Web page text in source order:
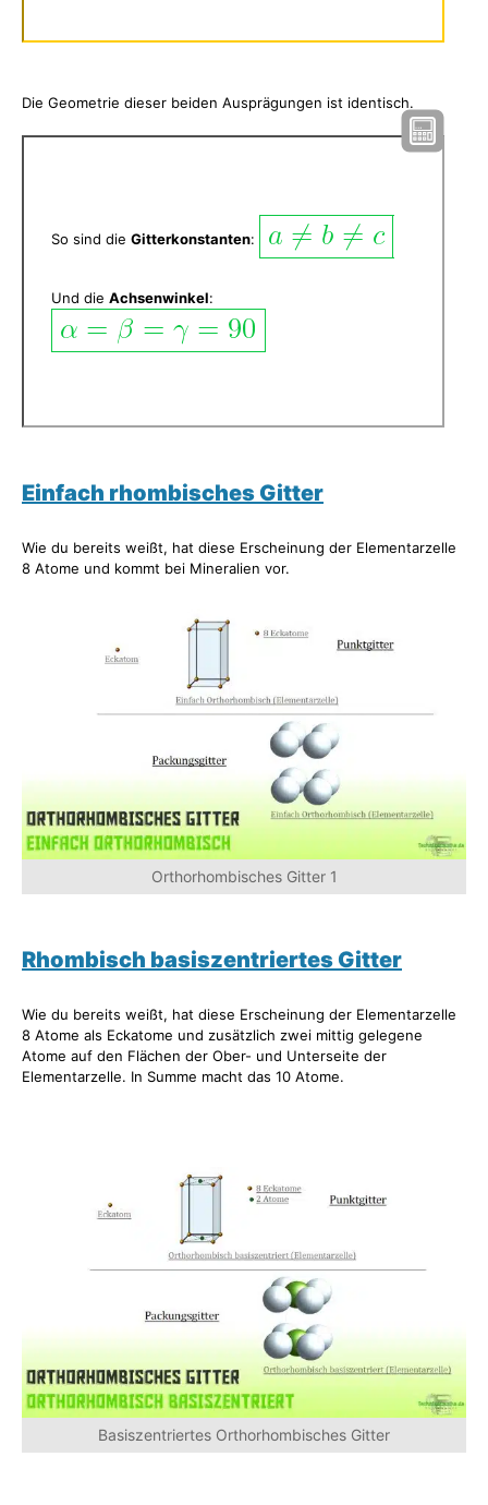
Die Geometrie dieser beiden Ausprägungen ist identisch.
So sind die Gitterkonstanten:
Und die Achsenwinkel:
Einfach rhombisches Gitter
Wie du bereits weißt, hat diese Erscheinung der Elementarzelle
8 Atome und kommt bei Mineralien vor.
Orthorhombisches Gitter 1
Rhombisch basiszentriertes Gitter
Wie du bereits weißt, hat diese Erscheinung der Elementarzelle
8 Atome als Eckatome und zusätzlich zwei mittig gelegene
Atome auf den Flächen der Ober- und Unterseite der
Elementarzelle. In Summe macht das 10 Atome.
Basiszentriertes Orthorhombisches Gitter